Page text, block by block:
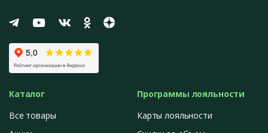
Каталог
Все товары
Программы лояльности
Карты лояльности